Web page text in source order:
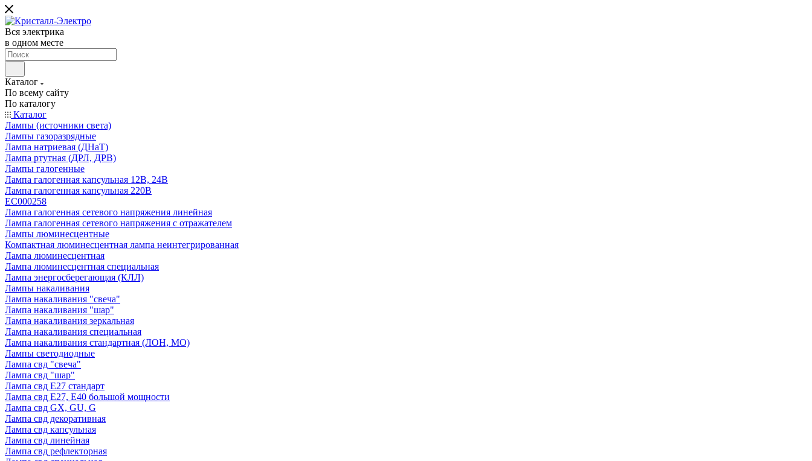
Вся электрика
в одном месте
Каталог
По всему сайту
По каталогу
Каталог
Лампы (источники света)
Лампы газоразрядные
Лампа натриевая (ДНаТ)
Лампа ртутная (ДРЛ, ДРВ)
Лампы галогенные
Лампа галогенная капсульная 12В, 24В
Лампа галогенная капсульная 220В
EC000258
Лампа галогенная сетевого напряжения линейная
Лампа галогенная сетевого напряжения с отражателем
Лампы люминесцентные
Компактная люминесцентная лампа неинтегрированная
Лампа люминесцентная
Лампа люминесцентная специальная
Лампа энергосберегающая (КЛЛ)
Лампы накаливания
Лампа накаливания "свеча"
Лампа накаливания "шар"
Лампа накаливания зеркальная
Лампа накаливания специальная
Лампа накаливания стандартная (ЛОН, МО)
Лампы светодиодные
Лампа свд "свеча"
Лампа свд "шар"
Лампа свд E27 стандарт
Лампа свд E27, Е40 большой мощности
Лампа свд GX, GU, G
Лампа свд декоративная
Лампа свд капсульная
Лампа свд линейная
Лампа свд рефлекторная